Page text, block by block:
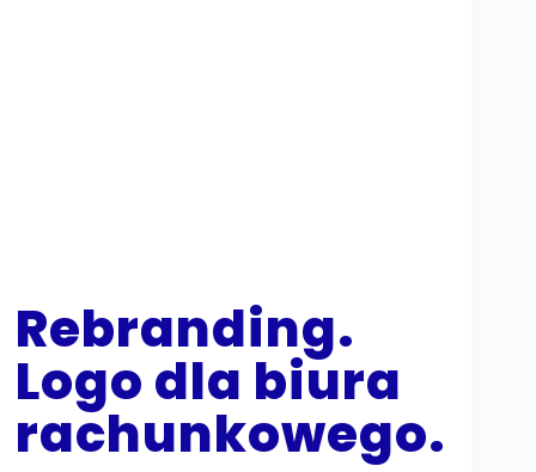
Rebranding.
Logo dla biura
rachunkowego.